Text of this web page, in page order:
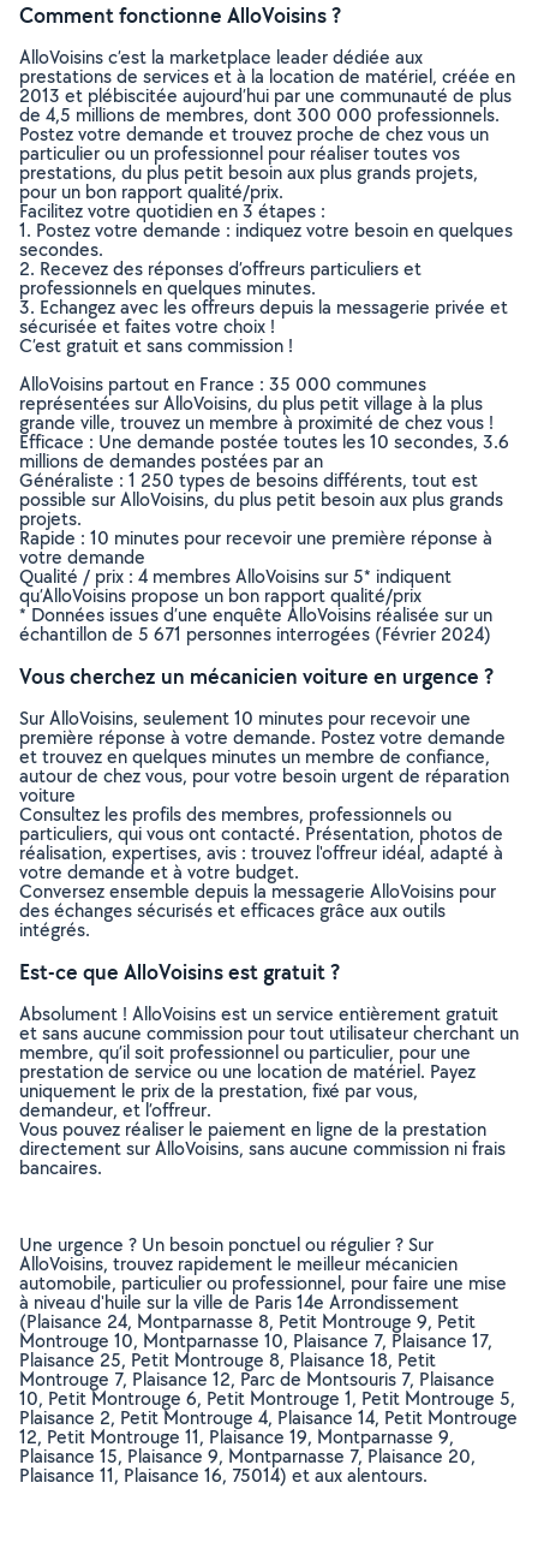
Comment fonctionne AlloVoisins ?
AlloVoisins c’est la marketplace leader dédiée aux
prestations de services et à la location de matériel, créée en
2013 et plébiscitée aujourd’hui par une communauté de plus
de 4,5 millions de membres, dont 300 000 professionnels.
Postez votre demande et trouvez proche de chez vous un
particulier ou un professionnel pour réaliser toutes vos
prestations, du plus petit besoin aux plus grands projets,
pour un bon rapport qualité/prix.
Facilitez votre quotidien en 3 étapes :
1. Postez votre demande : indiquez votre besoin en quelques
secondes.
2. Recevez des réponses d’offreurs particuliers et
professionnels en quelques minutes.
3. Echangez avec les offreurs depuis la messagerie privée et
sécurisée et faites votre choix !
C’est gratuit et sans commission !
AlloVoisins partout en France : 35 000 communes
représentées sur AlloVoisins, du plus petit village à la plus
grande ville, trouvez un membre à proximité de chez vous !
Efficace : Une demande postée toutes les 10 secondes, 3.6
millions de demandes postées par an
Généraliste : 1 250 types de besoins différents, tout est
possible sur AlloVoisins, du plus petit besoin aux plus grands
projets.
Rapide : 10 minutes pour recevoir une première réponse à
votre demande
Qualité / prix : 4 membres AlloVoisins sur 5* indiquent
qu’AlloVoisins propose un bon rapport qualité/prix
* Données issues d’une enquête AlloVoisins réalisée sur un
échantillon de 5 671 personnes interrogées (Février 2024)
Vous cherchez un mécanicien voiture en urgence ?
Sur AlloVoisins, seulement 10 minutes pour recevoir une
première réponse à votre demande. Postez votre demande
et trouvez en quelques minutes un membre de confiance,
autour de chez vous, pour votre besoin urgent de réparation
voiture
Consultez les profils des membres, professionnels ou
particuliers, qui vous ont contacté. Présentation, photos de
réalisation, expertises, avis : trouvez l'offreur idéal, adapté à
votre demande et à votre budget.
Conversez ensemble depuis la messagerie AlloVoisins pour
des échanges sécurisés et efficaces grâce aux outils
intégrés.
Est-ce que AlloVoisins est gratuit ?
Absolument ! AlloVoisins est un service entièrement gratuit
et sans aucune commission pour tout utilisateur cherchant un
membre, qu’il soit professionnel ou particulier, pour une
prestation de service ou une location de matériel. Payez
uniquement le prix de la prestation, fixé par vous,
demandeur, et l’offreur.
Vous pouvez réaliser le paiement en ligne de la prestation
directement sur AlloVoisins, sans aucune commission ni frais
bancaires.
Une urgence ? Un besoin ponctuel ou régulier ? Sur
AlloVoisins, trouvez rapidement le meilleur mécanicien
automobile, particulier ou professionnel, pour faire une mise
à niveau d'huile sur la ville de Paris 14e Arrondissement
(Plaisance 24, Montparnasse 8, Petit Montrouge 9, Petit
Montrouge 10, Montparnasse 10, Plaisance 7, Plaisance 17,
Plaisance 25, Petit Montrouge 8, Plaisance 18, Petit
Montrouge 7, Plaisance 12, Parc de Montsouris 7, Plaisance
10, Petit Montrouge 6, Petit Montrouge 1, Petit Montrouge 5,
Plaisance 2, Petit Montrouge 4, Plaisance 14, Petit Montrouge
12, Petit Montrouge 11, Plaisance 19, Montparnasse 9,
Plaisance 15, Plaisance 9, Montparnasse 7, Plaisance 20,
Plaisance 11, Plaisance 16, 75014) et aux alentours.